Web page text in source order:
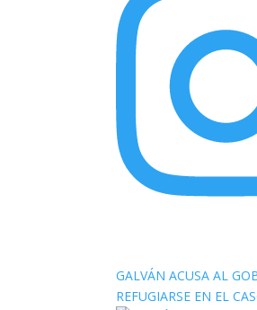
GALVÁN ACUSA AL
REFUGIARSE EN EL